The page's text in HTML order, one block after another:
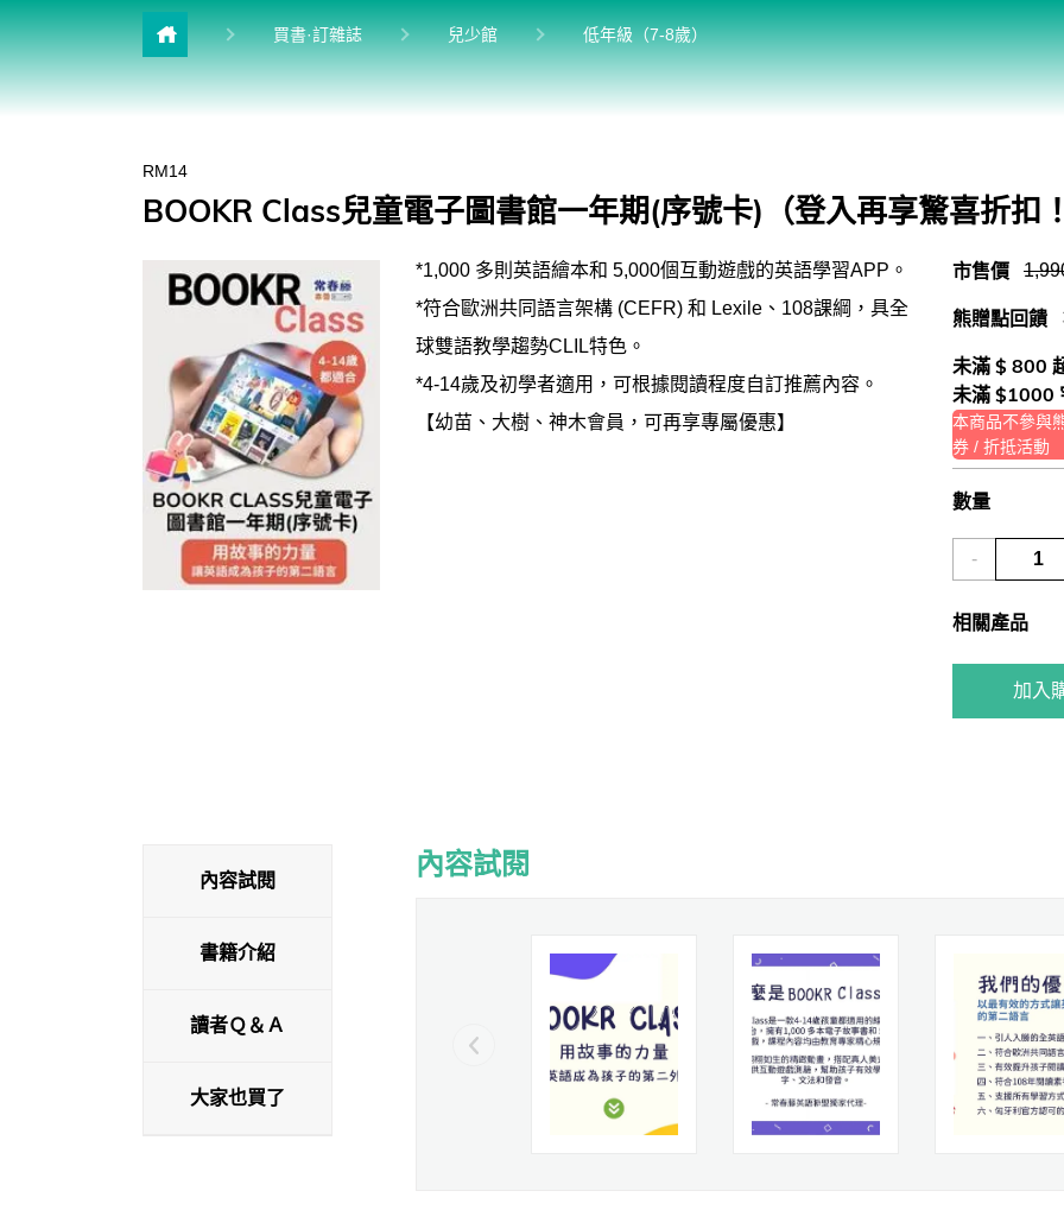
買書·訂雜誌 目前位於:
兒少館
英檢館
進修館
目前位於:
低年級（7-8歲）
中年級（9-10歲）
高年級以上（11-15歲）
RM14
BOOKR Class兒童電子圖書館一年期(序號卡)（登入再享驚喜折扣！
*1,000 多則英語繪本和 5,000個互動遊戲的英語學習APP。
*符合歐洲共同語言架構 (CEFR) 和 Lexile、108課綱，具全
球雙語教學趨勢CLIL特色。
*4-14歲及初學者適用，可根據閱讀程度自訂推薦內容。
【幼苗、大樹、神木會員，可再享專屬優惠】
市售價
熊贈點回饋
未滿 $ 800
未滿 $1000
本商品不參與
券 / 折抵活動
數量
-
相關產品
加入
內容試閱
書籍介紹
讀者Ｑ＆Ａ
大家也買了
內容試閱